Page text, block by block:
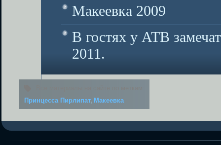
Макеевка 2009
В гостях у АТВ
2011.
Принцесса Пирлипат, Макеевка